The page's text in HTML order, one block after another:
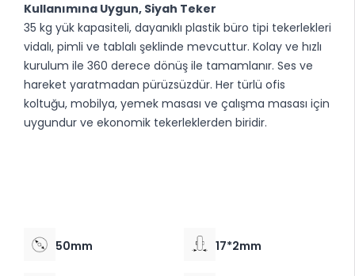
Kullanımına Uygun, Siyah Teker
35 kg yük kapasiteli, dayanıklı plastik büro tipi tekerlekleri
vidalı, pimli ve tablalı şeklinde mevcuttur. Kolay ve hızlı
kurulum ile 360 ​​derece dönüş ile tamamlanır. Ses ve
hareket yaratmadan pürüzsüzdür. Her türlü ofis
koltuğu, mobilya, yemek masası ve çalışma masası için
uygundur ve ekonomik tekerleklerden biridir.
50mm 17*2mm